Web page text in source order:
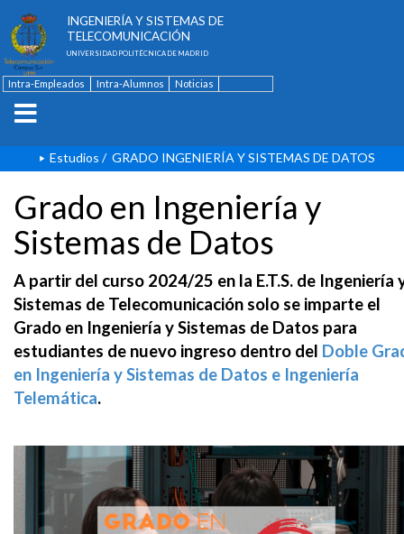
INGENIERÍA Y SISTEMAS DE
TELECOMUNICACIÓN
UNIVERSIDAD POLITÉCNICA DE MADRID
Intra-Empleados Intra-Alumnos
Noticias
Estudios / GRADO INGENIERÍA Y SISTEMAS DE DATOS
Grado en Ingeniería y
Sistemas de Datos
A partir del curso 2024/25 en la E.T.S. de Ingeniería
Sistemas de Telecomunicación solo se imparte el
Grado en Ingeniería y Sistemas de Datos para
estudiantes de nuevo ingreso dentro del Doble
en Ingeniería y Sistemas de Datos e Ingeniería
Telemática.